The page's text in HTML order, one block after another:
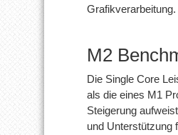
Grafikverarbeitung.
M2
Die Single Core
als die eines M1
Steigerung
und Unterstützung